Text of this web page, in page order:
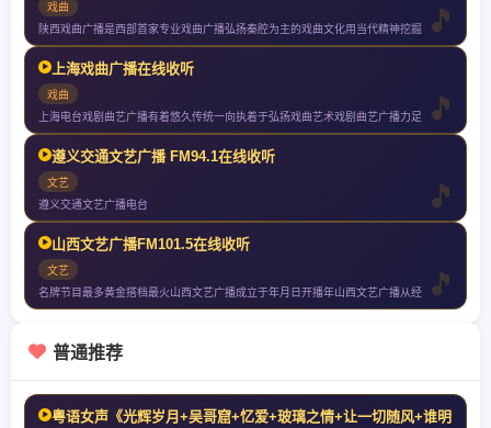
戏曲
陕西戏曲广播是西部首家专业戏曲广播弘扬秦腔为主的戏曲文化用当代精神挖掘
上海戏曲广播在线收听
戏曲
上海电台戏剧曲艺广播有着悠久传统一向执着于弘扬戏曲艺术戏剧曲艺广播力足
遵义交通文艺广播 FM94.1在线收听
文艺
遵义交通文艺广播电台
山西文艺广播FM101.5在线收听
文艺
名牌节目最多黄金搭档最火山西文艺广播成立于年月日开播年山西文艺广播从经
普通推荐
粤语女声《光辉岁月+吴哥窟+忆爱+玻璃之情+让一切随风+谁明浪子